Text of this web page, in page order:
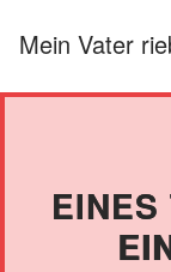
Mein Vater
EINES